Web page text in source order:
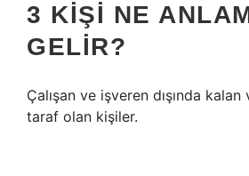
3 KIŞI NE
GELIR?
Çalışan ve işveren dışında
taraf olan kişiler.